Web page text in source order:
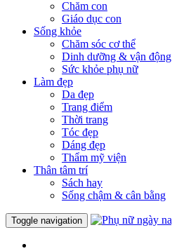
Chăm con
Giáo dục con
Sống khỏe
Chăm sóc cơ thể
Dinh dưỡng & vận động
Sức khỏe phụ nữ
Làm đẹp
Da đẹp
Trang điểm
Thời trang
Tóc đẹp
Dáng đẹp
Thẩm mỹ viện
Thân tâm trí
Sách hay
Sống chậm & cân bằng
Toggle navigation